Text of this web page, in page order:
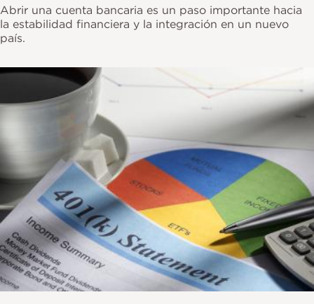
Abrir una cuenta bancaria es un paso importante hacia
la estabilidad financiera y la integración en un nuevo
país.
Imagen